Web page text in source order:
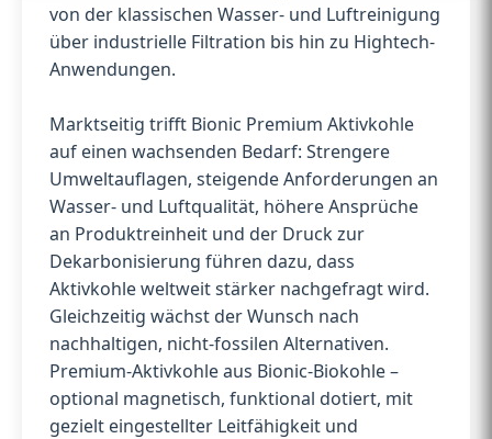
von der klassischen Wasser- und Luftreinigung
über industrielle Filtration bis hin zu Hightech-
Anwendungen.
Marktseitig trifft Bionic Premium Aktivkohle
auf einen wachsenden Bedarf: Strengere
Umweltauflagen, steigende Anforderungen an
Wasser- und Luftqualität, höhere Ansprüche
an Produktreinheit und der Druck zur
Dekarbonisierung führen dazu, dass
Aktivkohle weltweit stärker nachgefragt wird.
Gleichzeitig wächst der Wunsch nach
nachhaltigen, nicht-fossilen Alternativen.
Premium-Aktivkohle aus Bionic-Biokohle –
optional magnetisch, funktional dotiert, mit
gezielt eingestellter Leitfähigkeit und